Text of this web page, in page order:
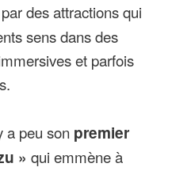
des attractions qui
sens dans des
et parfois
a peu son premier
» qui emmène à